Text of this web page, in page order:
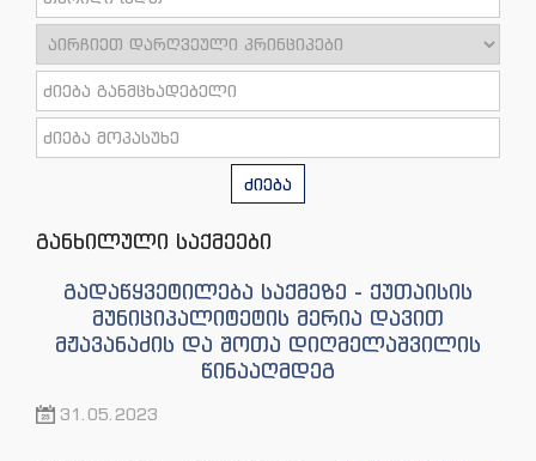
ძიება
განხილული საქმეები
გადაწყვეტილება საქმეზე - ქუთაისის
მუნიციპალიტეტის მერია დავით
მჟავანაძის და შოთა დიღმელაშვილის
წინააღმდეგ
31.05.2023